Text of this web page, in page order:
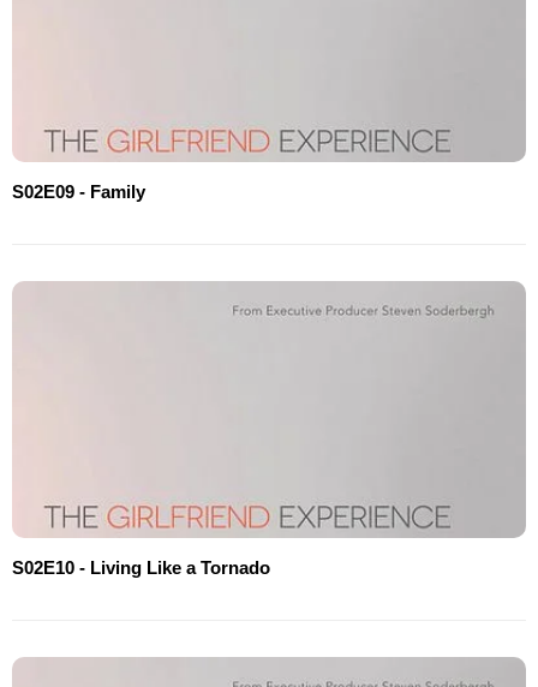
S02E09 - Family
S02E10 - Living Like a Tornado